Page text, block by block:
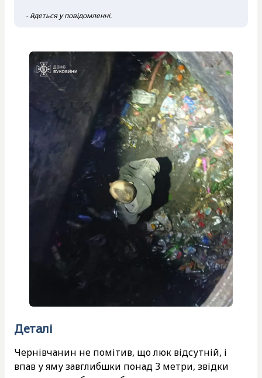
- йдеться у повідомленні.
Деталі
Чернівчанин не помітив, що люк відсутній, і
впав у яму завглибшки понад 3 метри, звідки